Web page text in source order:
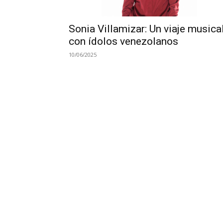
Sonia Villamizar: Un viaje
con ídolos venezolanos
10/06/2025